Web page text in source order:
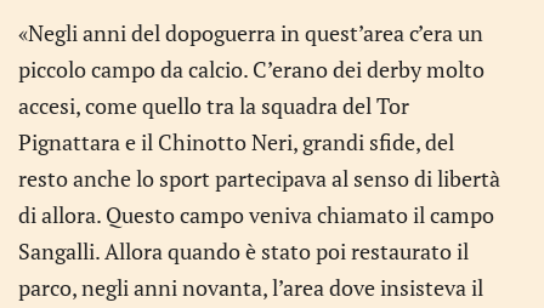
«Negli anni del dopoguerra in quest’area c’era un
piccolo campo da calcio. C’erano dei derby molto
accesi, come quello tra la squadra del Tor
Pignattara e il Chinotto Neri, grandi sfide, del
resto anche lo sport partecipava al senso di libertà
di allora. Questo campo veniva chiamato il campo
Sangalli. Allora quando è stato poi restaurato il
parco, negli anni novanta, l’area dove insisteva il